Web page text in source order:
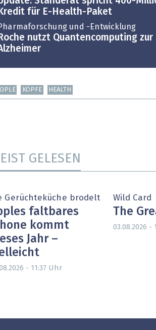
Kredit für E-Health-Paket
und -Entwicklung
Roche nutzt Quantencomputing zur
KÖPFE HEALTH
GELESEN
Gerüchteküche brodelt
faltbares
kommt
Jahr –
- 11:37 Uhr
Wild Card
The
03.08.2026 -